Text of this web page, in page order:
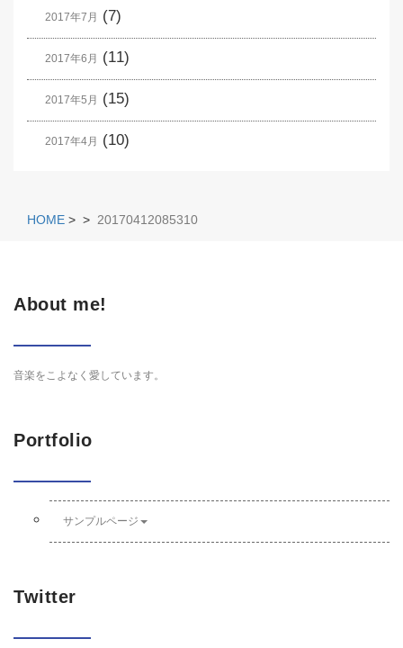
2017年7月 (7)
2017年6月 (11)
2017年5月 (15)
2017年4月 (10)
HOME > > 20170412085310
About me!
音楽をこよなく愛しています。
Portfolio
サンプルページ
Twitter